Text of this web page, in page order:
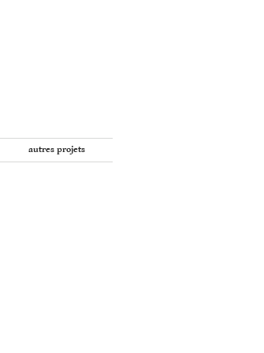
autres projets